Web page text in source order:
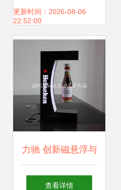
意”制胜
更新时间：2026-08-06
22:52:00
力驰 创新磁悬浮与
LED技术，打造亚
查看详情